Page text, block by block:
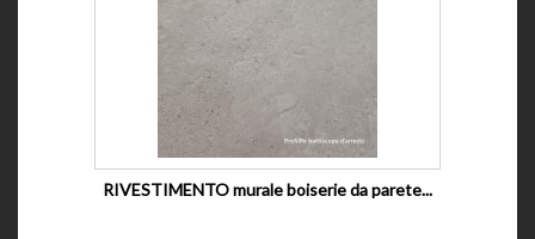
RIVESTIMENTO murale boiserie da parete...